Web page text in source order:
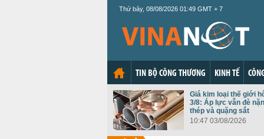
Thứ bảy, 08/08/2026 01:49 GMT + 7
TIN BỘ CÔNG THƯƠNG KINH TẾ
Giá kim loại thế giới
3/8: Áp lực vẫn đè
thép và quặng sắt
10:47 03/08/2026